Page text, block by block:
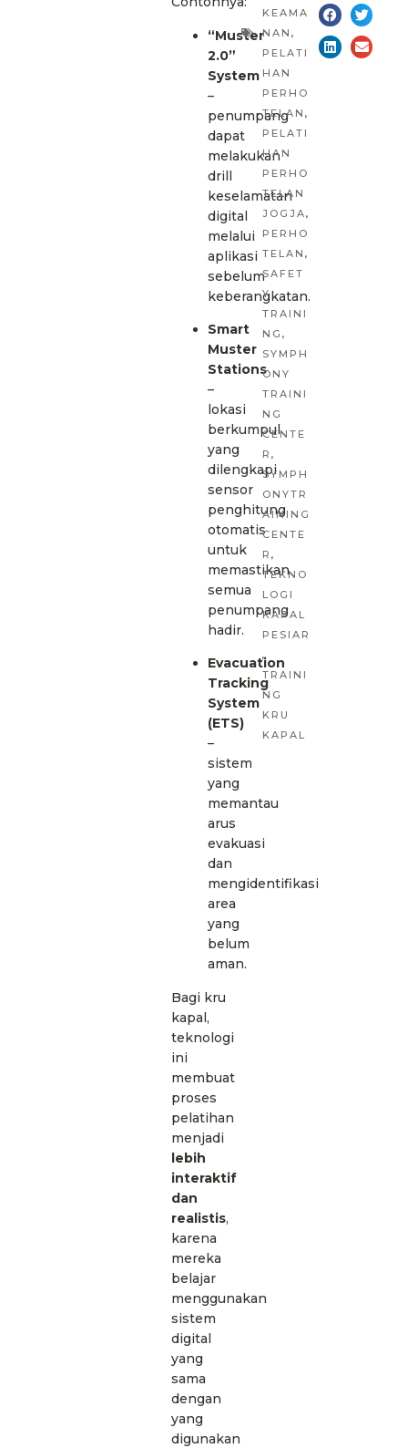
“Muster
2.0”
System
–
penumpang
dapat
melakukan
drill
keselamatan
digital
melalui
aplikasi
sebelum
keberangkatan.
Smart
Muster
Stations
–
lokasi
berkumpul
yang
dilengkapi
sensor
penghitung
otomatis
untuk
memastikan
semua
penumpang
hadir.
Evacuation
Tracking
System
(ETS)
–
sistem
yang
memantau
arus
evakuasi
dan
mengidentifikasi
area
yang
belum
aman.
Bagi kru
kapal,
teknologi
ini
membuat
proses
pelatihan
menjadi
lebih
interaktif
dan
realistis,
karena
mereka
belajar
menggunakan
sistem
digital
yang
sama
dengan
yang
digunakan
KEAMA
NAN ,
PELATI
HAN
PERHO
TELAN ,
PELATI
HAN
PERHO
TELAN
JOGJA,
PERHO
TELAN ,
SAFET
Y
TRAINI
NG ,
SYMPH
ONY
TRAINI
NG
CENTE
R ,
SYMPH
ONYTR
AINING
CENTE
R ,
TEKNO
LOGI
KAPAL
PESIAR
,
TRAINI
NG
KRU
KAPAL